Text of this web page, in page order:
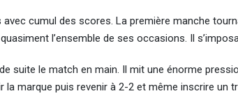
cumul des scores. La première manche
l’ensemble de ses occasions. Il
suite le match en main. Il mit une énorme
la marque puis revenir à 2-2 et même inscrire un